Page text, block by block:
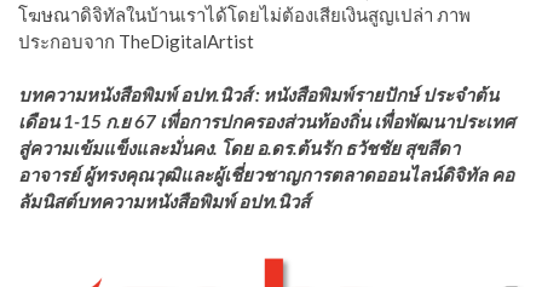
โฆษณาดิจิทัลในบ้านเราได้โดยไม่ต้องเสียเงินสูญเปล่า ภาพ
ประกอบจาก TheDigitalArtist
บทความหนังสือพิมพ์ อปท.นิวส์ : หนังสือพิมพ์รายปักษ์ ประจำต้น
เดือน 1-15 ก.ย 67 เพื่อการปกครองส่วนท้องถิ่น เพื่อพัฒนาประเทศ
สู่ความเข้มแข็งและมั่นคง. โดย อ.ดร.ต้นรัก ธวัชชัย สุขสีดา
อาจารย์ ผู้ทรงคุณวุฒิและผู้เชี่ยวชาญการตลาดออนไลน์ดิจิทัล คอ
ลัมนิสต์บทความหนังสือพิมพ์ อปท.นิวส์